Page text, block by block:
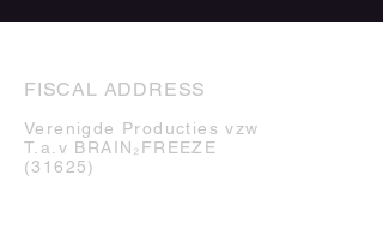
FISCAL ADDRESS
Verenigde Producties vzw
T.a.v BRAIN₂FREEZE
(31625)